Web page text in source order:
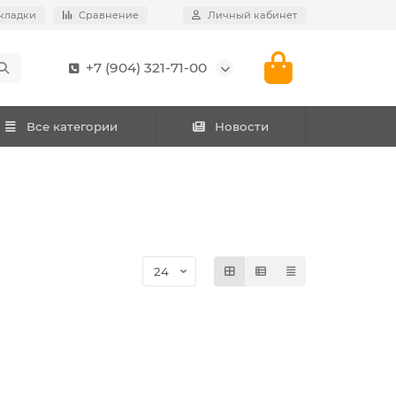
Сравнение Личный кабинет
+7 (904) 321-71-00
Все категории Новости